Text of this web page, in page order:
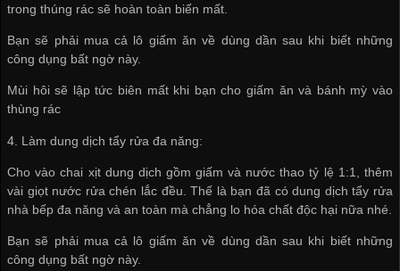
trong thúng rác sẽ hoàn toàn biến mất.
Bạn sẽ phải mua cả lô giấm ăn về dùng dần sau khi biết những
công dụng bất ngờ này.
Mùi hôi sẽ lập tức biên mất khi bạn cho giấm ăn và bánh mỳ vào
thùng rác
4. Làm dung dịch tẩy rửa đa năng:
Cho vào chai xịt dung dịch gồm giấm và nước thao tỷ lệ 1:1, thêm
vài giọt nước rửa chén lắc đều. Thế là bạn đã có dung dịch tẩy rửa
nhà bếp đa năng và an toàn mà chẳng lo hóa chất độc hại nữa nhé.
Bạn sẽ phải mua cả lô giấm ăn về dùng dần sau khi biết những
công dụng bất ngờ này.